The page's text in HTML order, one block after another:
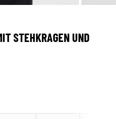
STEHKRAGEN UND